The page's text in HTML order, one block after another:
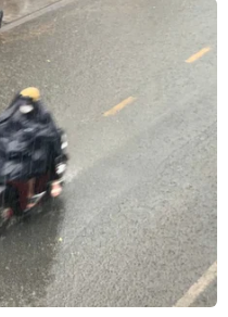
hình thức sao
số trang, không
(TTXVN/Vietnam+)